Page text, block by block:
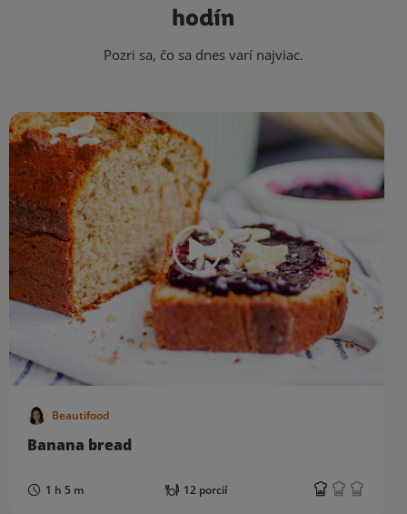
hodín
Pozri sa, čo sa dnes varí najviac.
Beautifood
Banana bread
1 h 5 m 12 porcií